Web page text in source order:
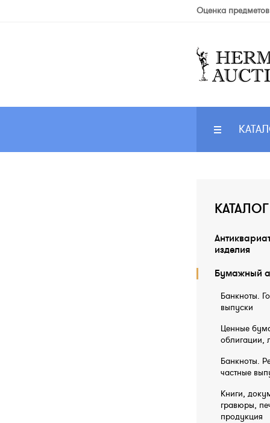
Оценка
изделия
Бумажный
Банкноты.
выпуски
Ценные
облигации,
Банкноты.
частные
Книги,
гравюры,
продукция